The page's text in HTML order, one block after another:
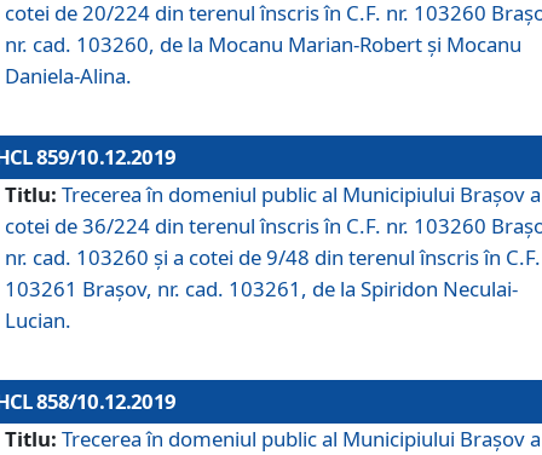
cotei de 20/224 din terenul înscris în C.F. nr. 103260
nr. cad. 103260, de la Mocanu Marian-Robert și Mocanu
Daniela-Alina.
859/10.12.2019
Titlu: Trecerea în domeniul public al Municipiului Braşov a
cotei de 36/224 din terenul înscris în C.F. nr. 103260
nr. cad. 103260 și a cotei de 9/48 din terenul înscris în
103261 Brașov, nr. cad. 103261, de la Spiridon Neculai-
Lucian.
858/10.12.2019
Titlu: Trecerea în domeniul public al Municipiului Braşov a